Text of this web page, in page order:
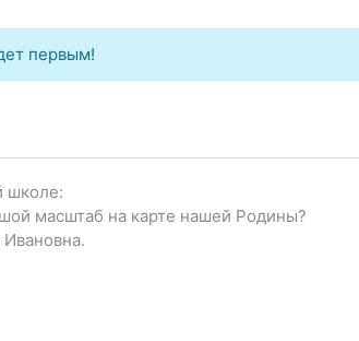
первым!
школе:
масштаб на карте нашей Родины?